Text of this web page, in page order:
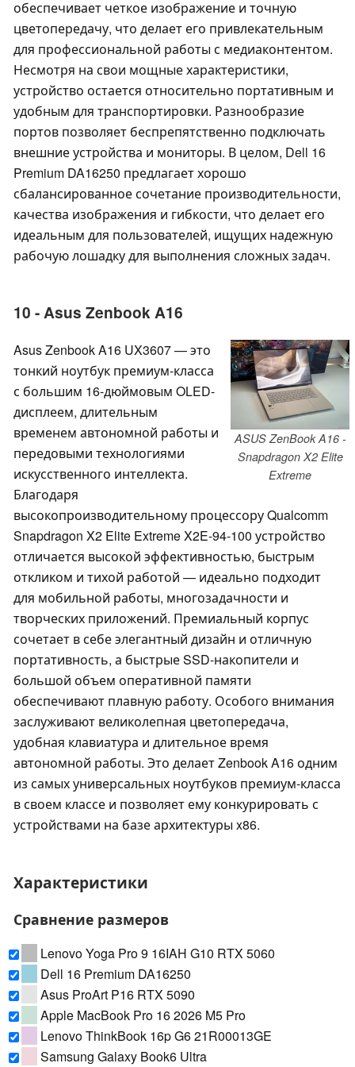
обеспечивает четкое изображение и точную
цветопередачу, что делает его привлекательным
для профессиональной работы с медиаконтентом.
Несмотря на свои мощные характеристики,
устройство остается относительно портативным и
удобным для транспортировки. Разнообразие
портов позволяет беспрепятственно подключать
внешние устройства и мониторы. В целом, Dell 16
Premium DA16250 предлагает хорошо
сбалансированное сочетание производительности,
качества изображения и гибкости, что делает его
идеальным для пользователей, ищущих надежную
рабочую лошадку для выполнения сложных задач.
10 - Asus Zenbook A16
ASUS ZenBook A16 -
Snapdragon X2 Elite
Extreme
Asus Zenbook A16 UX3607 — это
тонкий ноутбук премиум-класса
с большим 16-дюймовым OLED-
дисплеем, длительным
временем автономной работы и
передовыми технологиями
искусственного интеллекта.
Благодаря
высокопроизводительному процессору Qualcomm
Snapdragon X2 Elite Extreme X2E-94-100 устройство
отличается высокой эффективностью, быстрым
откликом и тихой работой — идеально подходит
для мобильной работы, многозадачности и
творческих приложений. Премиальный корпус
сочетает в себе элегантный дизайн и отличную
портативность, а быстрые SSD-накопители и
большой объем оперативной памяти
обеспечивают плавную работу. Особого внимания
заслуживают великолепная цветопередача,
удобная клавиатура и длительное время
автономной работы. Это делает Zenbook A16 одним
из самых универсальных ноутбуков премиум-класса
в своем классе и позволяет ему конкурировать с
устройствами на базе архитектуры x86.
Характеристики
Сравнение размеров
Lenovo Yoga Pro 9 16IAH G10 RTX 5060
Dell 16 Premium DA16250
Asus ProArt P16 RTX 5090
Apple MacBook Pro 16 2026 M5 Pro
Lenovo ThinkBook 16p G6 21R00013GE
Samsung Galaxy Book6 Ultra